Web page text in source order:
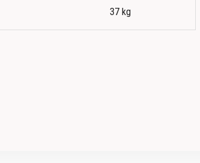
37 kg